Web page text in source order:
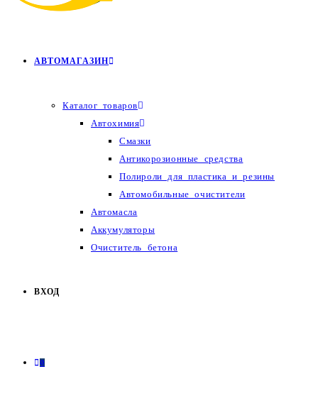
АВТОМАГАЗИН
Каталог товаров
Автохимия
Смазки
Антикорозионные средства
Полироли для пластика и резины
Автомобильные очистители
Автомасла
Аккумуляторы
Очиститель бетона
ВХОД
0